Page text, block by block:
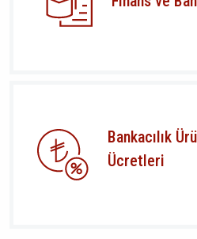
Bankacılık
Ücretleri